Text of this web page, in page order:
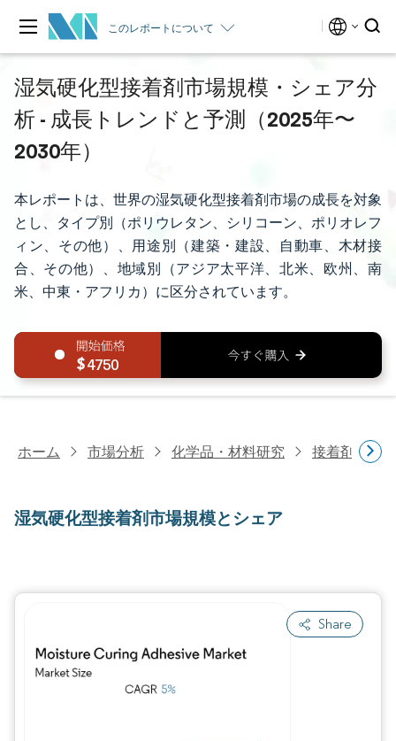
このレポートについて
湿気硬化型接着剤市場規模・シェア分
析 - 成長トレンドと予測（2025年〜
2030年）
本レポートは、世界の湿気硬化型接着剤市場の成長を対象
とし、タイプ別（ポリウレタン、シリコーン、ポリオレフ
ィン、その他）、用途別（建築・建設、自動車、木材接
合、その他）、地域別（アジア太平洋、北米、欧州、南
米、中東・アフリカ）に区分されています。
4750
ホーム 市場分析 化学品・材料研究 接着剤・シ
湿気硬化型接着剤市場規模とシェア
Share